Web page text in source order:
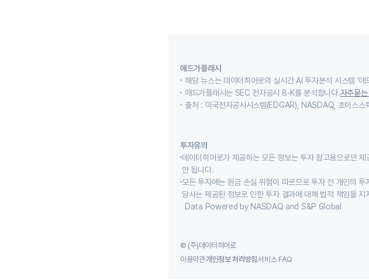
애드가플래시
해당 뉴스는 데이터히어로의 실시간 AI 투자분석 시스템 ‘
애드가플래시는 SEC 전자공시 8-K를 분석합니다.자주묻
출처 : 미국전자공시시스템(EDGAR), NASDAQ, 초이스스
투자유의
데이터히어로가 제공하는 모든 정보는 투자 참고용으로만
안 됩니다.
모든 투자에는 원금 손실 위험이 따르므로 투자 전 개인의
당사는 제공된 정보로 인한 투자 결과에 대해 법적 책임을 지
Data Powered by NASDAQ and S&P Global
© (주)데이터히어로
이용약관개인정보 처리방침서비스 FAQ